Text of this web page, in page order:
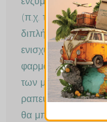
ενζύμου που
(π.χ. των
διπλή ιδιότητα να
ενισχύει τη δράση
φαρμάκων, που
των μορφών
ρα­πευτικά
θα μπορούσε να